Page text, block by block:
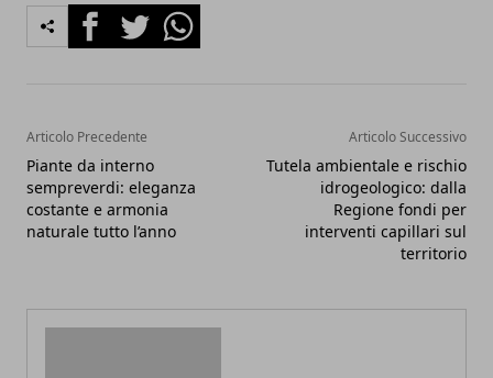
FacebookTwitterWhatsapp
Articolo Precedente
Piante da interno
sempreverdi: eleganza
costante e armonia
naturale tutto l’anno
Articolo Successivo
Tutela ambientale e rischio
idrogeologico: dalla
Regione fondi per
interventi capillari sul
territorio